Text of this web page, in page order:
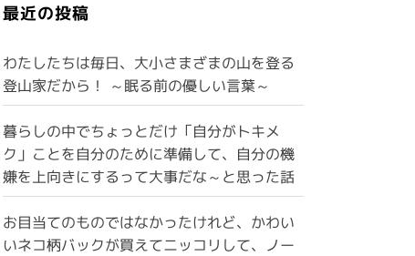
最近の投稿
わたしたちは毎日、大小さまざまの山を登る
登山家だから！ ～眠る前の優しい言葉～
暮らしの中でちょっとだけ「自分がトキメ
ク」ことを自分のために準備して、自分の機
嫌を上向きにするって大事だな～と思った話
お目当てのものではなかったけれど、かわい
いネコ柄バックが買えてニッコリして、ノー